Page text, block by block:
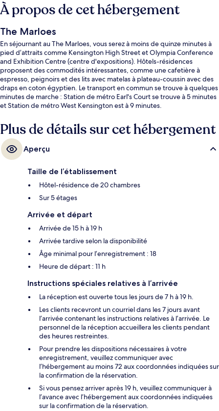
À propos de cet hébergement
The Marloes
En séjournant au The Marloes, vous serez à moins de quinze minutes à
pied d’attraits comme Kensington High Street et Olympia Conference
and Exhibition Centre (centre d'expositions). Hôtels-résidences
proposent des commodités intéressantes, comme une cafetière à
espresso, peignoirs et des lits avec matelas à plateau-coussin avec des
draps en coton égyptien. Le transport en commun se trouve à quelques
minutes de marche : Station de métro Earl's Court se trouve à 5 minutes
et Station de métro West Kensington est à 9 minutes.
Plus de détails sur cet hébergement
Aperçu
Taille de l’établissement
Hôtel-résidence de 20 chambres
Sur 5 étages
Arrivée et départ
Arrivée de 15 h à 19 h
Arrivée tardive selon la disponibilité
Âge minimal pour l’enregistrement : 18
Heure de départ : 11 h
Instructions spéciales relatives à l’arrivée
La réception est ouverte tous les jours de 7 h à 19 h.
Les clients recevront un courriel dans les 7 jours avant
l’arrivée contenant les instructions relatives à l’arrivée. Le
personnel de la réception accueillera les clients pendant
des heures restreintes.
Pour prendre les dispositions nécessaires à votre
enregistrement, veuillez communiquer avec
l’hébergement au moins 72 aux coordonnées indiquées sur
la confirmation de la réservation.
Si vous pensez arriver après 19 h, veuillez communiquer à
l’avance avec l’hébergement aux coordonnées indiquées
sur la confirmation de la réservation.